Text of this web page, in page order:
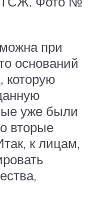
при
оснований
которую
уже были
вторые
к лицам,